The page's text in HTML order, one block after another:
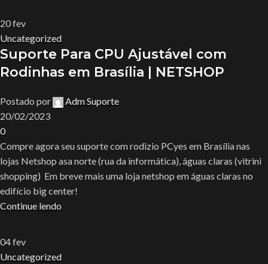
20fev
Uncategorized
Suporte Para CPU Ajustável com
Rodinhas em Brasília | NETSHOP
Postado por
Adm Suporte
20/02/2023
0
Compre agora seu suporte com rodizio PCyes em Brasília nas
lojas Netshop asa norte (rua da informática), águas claras (vitrini
shopping) Em breve mais uma loja netshop em águas claras no
edifício big center!
Continue lendo
04fev
Uncategorized